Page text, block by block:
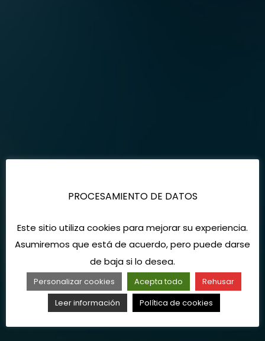
PROCESAMIENTO DE DATOS
Este sitio utiliza cookies para mejorar su experiencia.
Asumiremos que está de acuerdo, pero puede darse
de baja si lo desea.
Personalizar cookies Acepta todo
Rehusar
Leer información
Política de cookies